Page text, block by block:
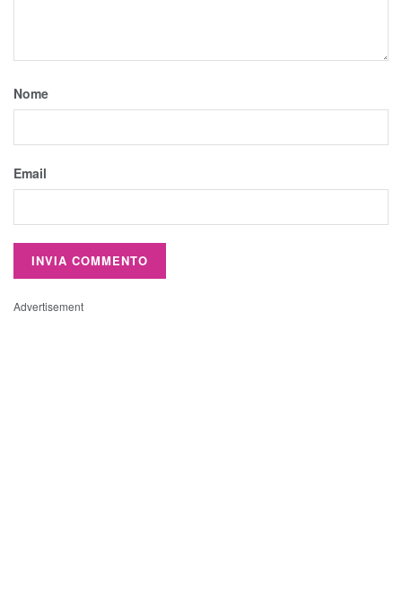
Nome
Email
Advertisement